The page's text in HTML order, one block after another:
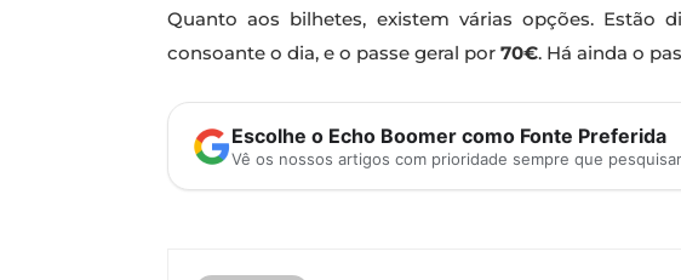
Quanto aos bilhetes, existem várias opções.
consoante o dia, e o passe geral por 70€. Há ainda o
Escolhe o Echo Boomer como Fonte Preferida
Vê os nossos artigos com prioridade sempre que